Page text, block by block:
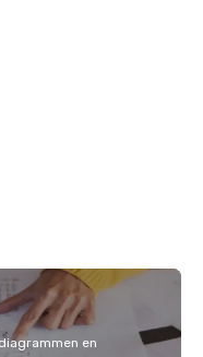
en